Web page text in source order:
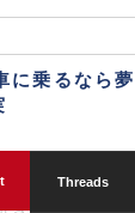
に乗るなら
て、人力車を曳
きがいる。そ
Threads